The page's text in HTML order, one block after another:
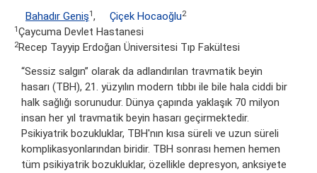
Bahadır Geniş1, Çiçek Hocaoğlu2
1Çaycuma Devlet Hastanesi
2Recep Tayyip Erdoğan Üniversitesi Tıp Fakültesi
“Sessiz salgın” olarak da adlandırılan travmatik beyin
hasarı (TBH), 21. yüzyılın modern tıbbı ile bile hala ciddi bir
halk sağlığı sorunudur. Dünya çapında yaklaşık 70 milyon
insan her yıl travmatik beyin hasarı geçirmektedir.
Psikiyatrik bozukluklar, TBH'nın kısa süreli ve uzun süreli
komplikasyonlarından biridir. TBH sonrası hemen hemen
tüm psikiyatrik bozukluklar, özellikle depresyon, anksiyete